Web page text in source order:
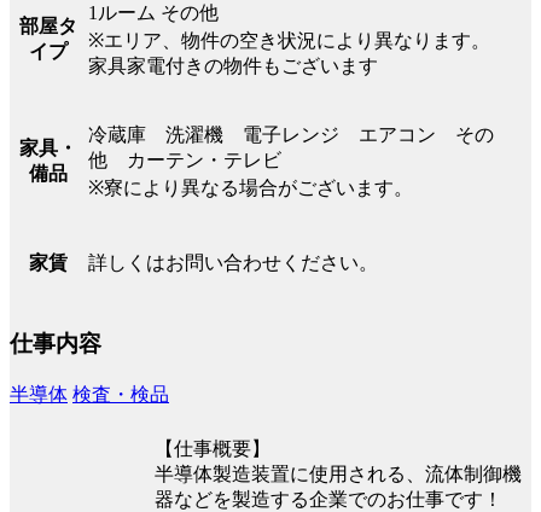
部屋タ
イプ
1ルーム その他
※エリア、物件の空き状況により異なります。
家具家電付きの物件もございます
家具・
備品
冷蔵庫 洗濯機 電子レンジ エアコン その
他 カーテン・テレビ
※寮により異なる場合がございます。
家賃 詳しくはお問い合わせください。
仕事内容
半導体 検査・検品
【仕事概要】
半導体製造装置に使用される、流体制御機
器などを製造する企業でのお仕事です！